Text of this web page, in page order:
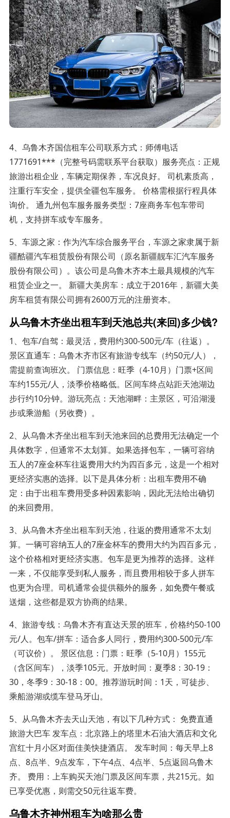
4、乌鲁木齐国信租车公司联系方式：师傅电话
1771691***（完整号码需联系平台获取）服务亮点：正规
旅游出租企业，车辆定期保养，车况良好。 司机素质高，
注重行车安全，提供全疆包车服务。 价格需根据行程具体
询价。 通九州包车服务服务类型：7座商务车包车带司
机，支持拼车或专车服务。
5、车源之家：作为汽车综合服务平台，车源之家隶属于新
疆酷疆汽车租赁股份有限公司（原名新疆靓车汇汽车服务
股份有限公司）。该公司是乌鲁木齐本土最具规模的汽车
租赁企业之一。 新疆大美房车：成立于2016年，新疆大美
房车租赁有限公司拥有2600万元的注册资本。
从乌鲁木齐坐出租车到天池总共(来回)多少钱?
1、包车/自驾：最灵活，费用约300-500元/车（往返）。
景区直通车：乌鲁木齐市区有旅游专线车（约50元/人），
需提前查询班次。 门票信息：旺季（4-10月）门票+区间
车约155元/人，淡季价格略低。区间车终点站距天池湖边
步行约10分钟。游玩亮点：天池湖畔：主景区，可沿湖漫
步或乘游船（另收费）。
2、从乌鲁木齐坐出租车到天池来回的总费用无法确定一个
具体数字，但通常不太划算。如果选择包车，一辆可容纳
五人的7座金杯车往返费用大约为四百多元，这是一个相对
更经济实惠的选择。以下是具体分析：出租车费用不确
定：由于出租车费用受多种因素影响，因此无法给出确切
的来回费用。
3、从乌鲁木齐坐出租车到天池，往返的费用通常不太划
算。一辆可容纳五人的7座金杯车的费用大约为四百多元，
这个价格相对更经济实惠。包车是更为推荐的选择。这样
一来，不仅能享受到私人服务，而且费用相较于多人拼车
也更为合理。司机通常会提供额外的服务，如免费午餐或
送烟，这些都是双方协商的结果。
4、旅游专线：乌鲁木齐有直达天景的班车，价格约50-100
元/人。包车/拼车：适合多人同行，费用约300-500元/车
（可议价）。 景区信息：门票：旺季（5-10月）155元
（含区间车），淡季105元。开放时间：夏季8：30-19：
30，冬季9：30-18：00。推荐游玩时间：1天，可徒步、
乘船游湖或缆车登马牙山。
5、从乌鲁木齐去天山天池，有以下几种方式： 免费直通
旅游大巴车 发车点：北京路上的塔里木石油大酒店和文化
宫红十月小区对面佳美快捷酒店。 发车时间：每天早上8
点、8点半、9点发车，下午4点、4点半、5点返回乌鲁木
齐。 费用：上车购买天池门票及区间车票，共215元。如
已享受优惠，则需交50元往返车费。
乌鲁木齐神州租车为啥那么贵